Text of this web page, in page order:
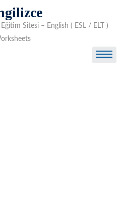
Sitesi – English ( ESL / ELT )